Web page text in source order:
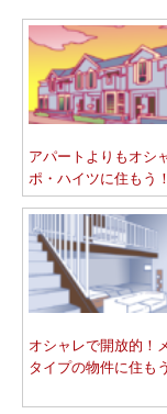
アパートよりもオシ
ポ・ハイツに住もう！
オシャレで開放的！
タイプの物件に住も